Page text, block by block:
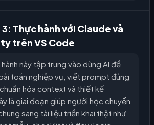
Thực hành với Claude và
trên VS Code
này tập trung vào dùng AI để
toán nghiệp vụ, viết prompt đúng
hóa context và thiết kế
là giai đoạn giúp người học chuyển
sang tài liệu triển khai thật như